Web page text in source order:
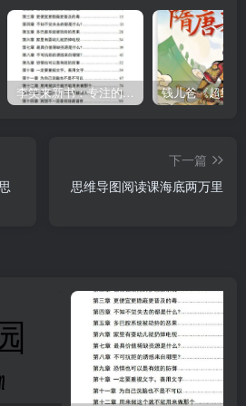
李笑来新书：专注的真相 [PDF]
下一篇
思维导图阅读课海底两万里